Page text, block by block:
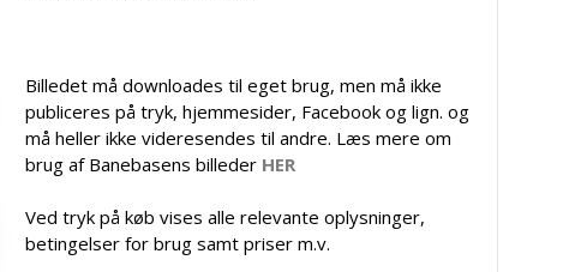
Billedet må downloades til eget brug, men må ikke
publiceres på tryk, hjemmesider, Facebook og lign. og
må heller ikke videresendes til andre. Læs mere om
brug af Banebasens billeder HER
Ved tryk på køb vises alle relevante oplysninger,
betingelser for brug samt priser m.v.